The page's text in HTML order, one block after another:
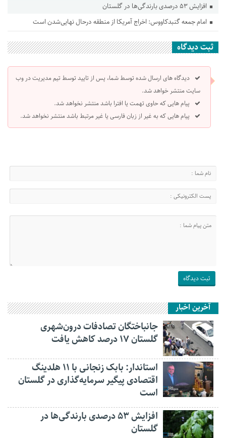
افزایش ۵۳ درصدی بارندگی‌ها در گلستان
امام جمعه گنبدکاووس: اخراج آمریکا از منطقه درحال نهایی‌شدن است
ثبت دیدگاه
دیدگاه های ارسال شده توسط شما، پس از تایید توسط تیم مدیریت در وب
سایت منتشر خواهد شد.
پیام هایی که حاوی تهمت یا افترا باشد منتشر نخواهد شد.
پیام هایی که به غیر از زبان فارسی یا غیر مرتبط باشد منتشر نخواهد شد.
آخرین اخبار
جانباختگان تصادفات درون‌شهری
گلستان ۱۷ درصد کاهش یافت
استاندار: بابک زنجانی با ۱۱ هلدینگ
اقتصادی پیگیر سرمایه‌گذاری در گلستان
است
افزایش ۵۳ درصدی بارندگی‌ها در
گلستان